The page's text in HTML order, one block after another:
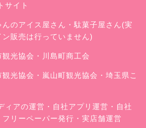
サイト
んのアイス屋さん ・駄菓子屋さん(実
販売は行っていません)
光協会・川島町商工会
光協会・嵐山町観光協会・埼玉県こ
ィアの運営・自社アプリ運営・自社
リーペーパー発行・実店舗運営